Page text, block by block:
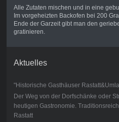
Alle Zutaten mischen und in eine
Im vorgeheizten Backofen bei 200
Ende der Garzeit gibt man den
gratinieren.
Aktuelles
"Historische Gasthäuser
Der Weg von der Dorfschänke oder
heutigen Gastronomie.
Rastatt